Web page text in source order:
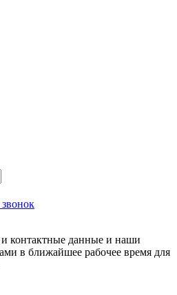
звонок
контактные данные и наши
в ближайшее рабочее время для